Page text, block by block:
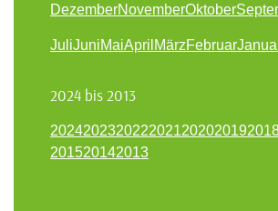
DezemberNovemberOktober
JuliJuniMaiApril MärzFebruar
2024 bis 2013
202420232022202120202019
201520142013